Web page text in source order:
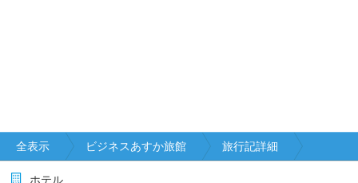
全表示 ビジネスあすか旅館 旅行記詳細
ホテル